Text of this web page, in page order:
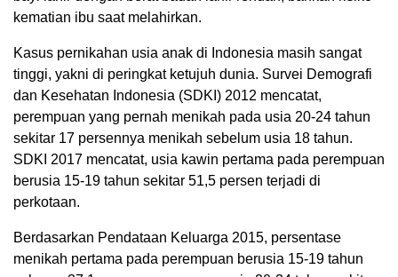
kematian ibu saat melahirkan.
Kasus pernikahan usia anak di Indonesia masih sangat
tinggi, yakni di peringkat ketujuh dunia. Survei Demografi
dan Kesehatan Indonesia (SDKI) 2012 mencatat,
perempuan yang pernah menikah pada usia 20-24 tahun
sekitar 17 persennya menikah sebelum usia 18 tahun.
SDKI 2017 mencatat, usia kawin pertama pada perempuan
berusia 15-19 tahun sekitar 51,5 persen terjadi di
perkotaan.
Berdasarkan Pendataan Keluarga 2015, persentase
menikah pertama pada perempuan berusia 15-19 tahun